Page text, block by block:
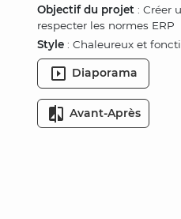
Objectif du projet : Créer
respecter les normes ERP
Style : Chaleureux et
Diaporama
Avant-Après